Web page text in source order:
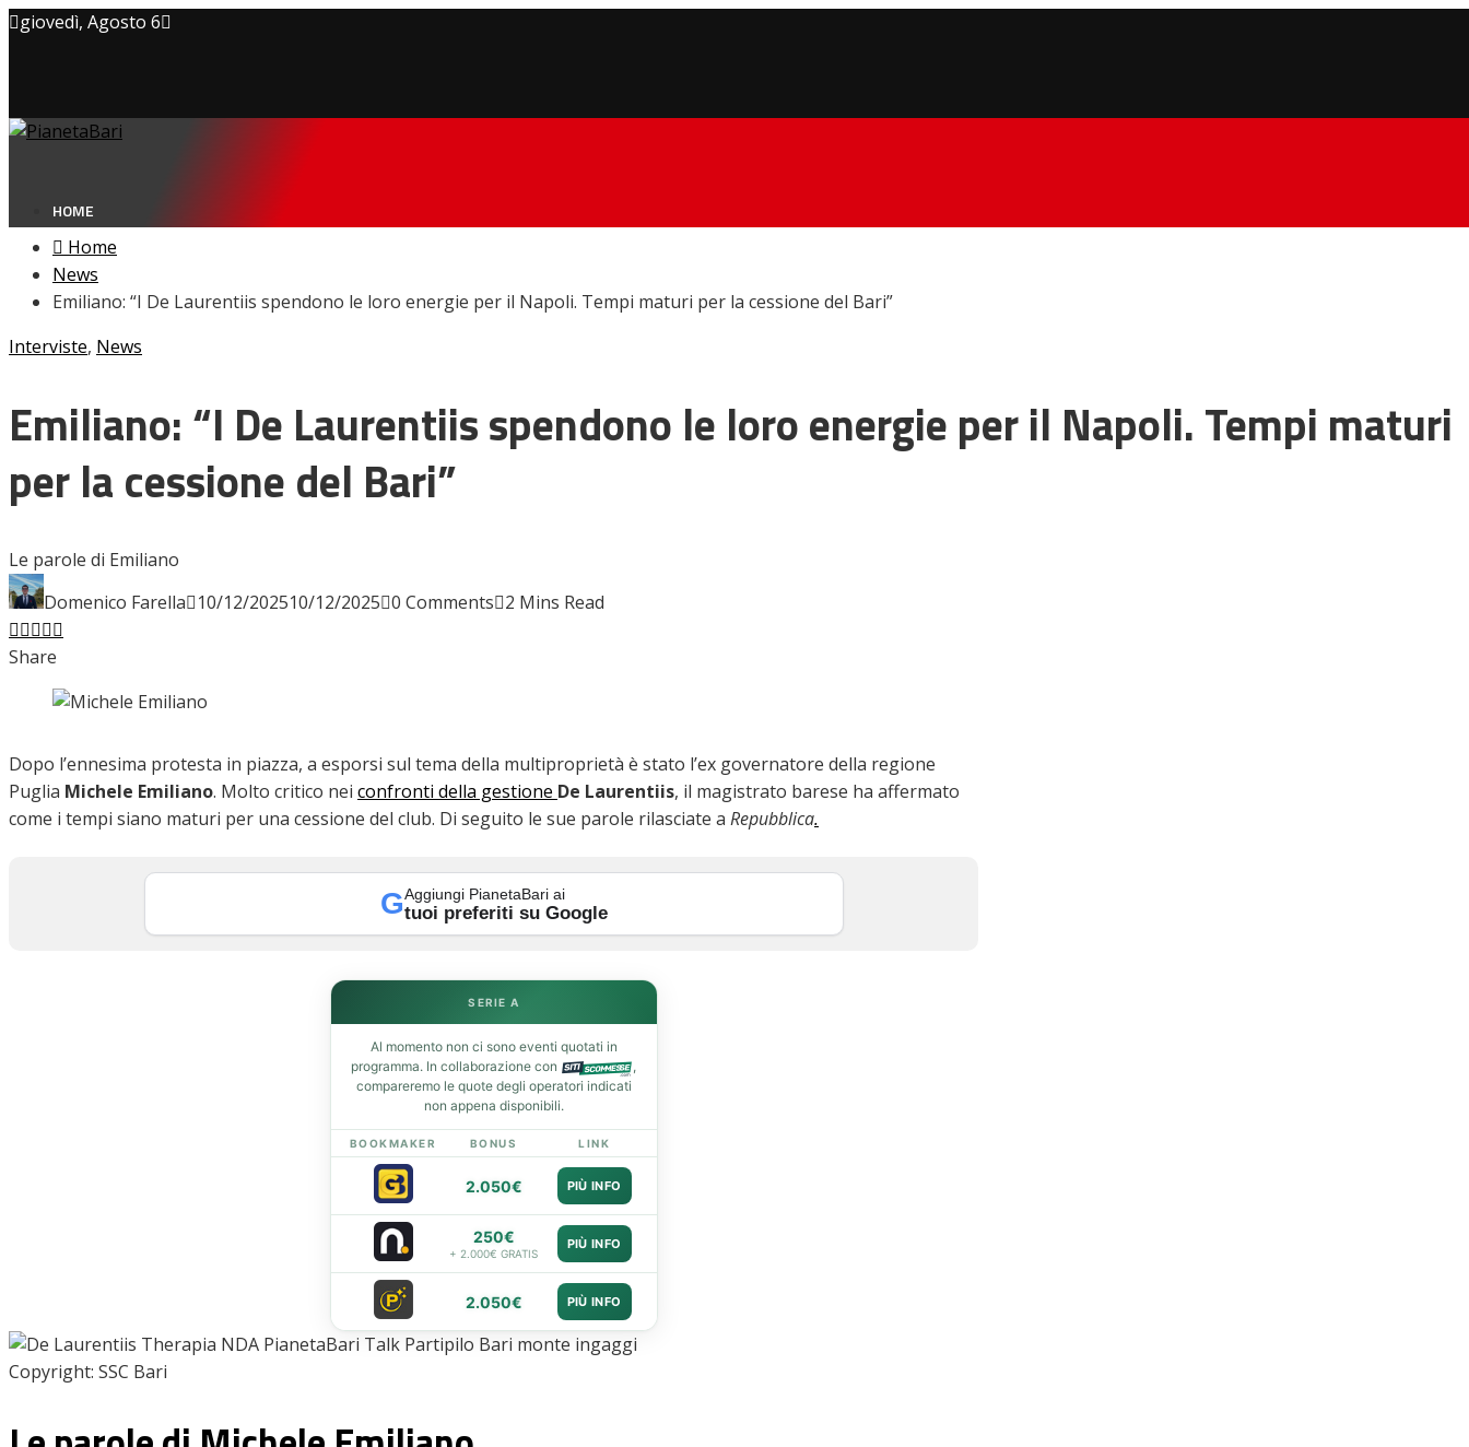
giovedì, Agosto 6
Cookie Policy
HOME
NEWS
Amarcord
Giovanili
Le pagelle
FOCUS
SERIE B
Serie B
Video
Home
News
Emiliano: “I De Laurentiis spendono le loro energie per il Napoli. Tempi maturi per la cessione del Bari”
Interviste, News
Emiliano: “I De Laurentiis spendono le loro energie per il Napoli. Tempi maturi
per la cessione del Bari”
Le parole di Emiliano
Domenico Farella 10/12/202510/12/2025 0 Comments 2 Mins Read
Facebook
Twitter
LinkedIn
Pinterest
Stumbleupon
Share
Dopo l’ennesima protesta in piazza, a esporsi sul tema della multiproprietà è stato l’ex governatore della regione
Puglia Michele Emiliano. Molto critico nei confronti della gestione De Laurentiis, il magistrato barese ha affermato
come i tempi siano maturi per una cessione del club. Di seguito le sue parole rilasciate a Repubblica.
GAggiungi PianetaBari ai
tuoi preferiti su Google
SERIE A
Al momento non ci sono eventi quotati in
programma. In collaborazione con
,
compareremo le quote degli operatori indicati
non appena disponibili.
BOOKMAKER BONUS LINK
2.050€ PIÙ INFO
250€
+ 2.000€ GRATIS
PIÙ INFO
2.050€ PIÙ INFO
Copyright: SSC Bari